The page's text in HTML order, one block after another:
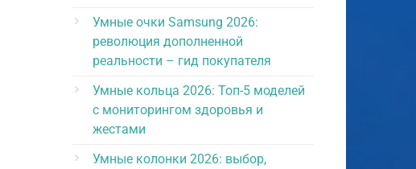
Умные очки Samsung 2026:
революция дополненной
реальности – гид покупателя
Умные кольца 2026: Топ-5 моделей
с мониторингом здоровья и
жестами
Умные колонки 2026: выбор,